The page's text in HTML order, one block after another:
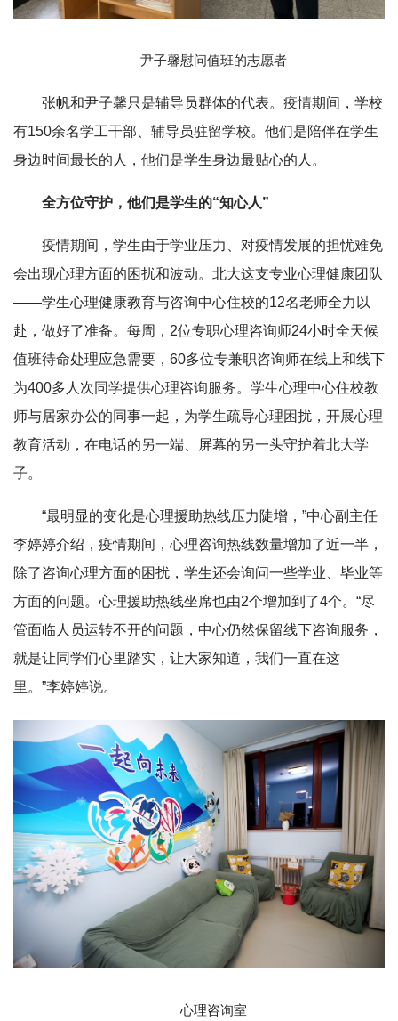
尹子馨慰问值班的志愿者
张帆和尹子馨只是辅导员群体的代表。疫情期间，学校
有150余名学工干部、辅导员驻留学校。他们是陪伴在学生
身边时间最长的人，他们是学生身边最贴心的人。
全方位守护，他们是学生的“知心人”
疫情期间，学生由于学业压力、对疫情发展的担忧难免
会出现心理方面的困扰和波动。北大这支专业心理健康团队
——学生心理健康教育与咨询中心住校的12名老师全力以
赴，做好了准备。每周，2位专职心理咨询师24小时全天候
值班待命处理应急需要，60多位专兼职咨询师在线上和线下
为400多人次同学提供心理咨询服务。学生心理中心住校教
师与居家办公的同事一起，为学生疏导心理困扰，开展心理
教育活动，在电话的另一端、屏幕的另一头守护着北大学
子。
“最明显的变化是心理援助热线压力陡增，”中心副主任
李婷婷介绍，疫情期间，心理咨询热线数量增加了近一半，
除了咨询心理方面的困扰，学生还会询问一些学业、毕业等
方面的问题。心理援助热线坐席也由2个增加到了4个。“尽
管面临人员运转不开的问题，中心仍然保留线下咨询服务，
就是让同学们心里踏实，让大家知道，我们一直在这
里。”李婷婷说。
心理咨询室